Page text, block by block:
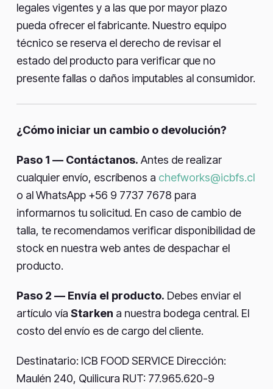
legales vigentes y a las que por mayor plazo
pueda ofrecer el fabricante. Nuestro equipo
técnico se reserva el derecho de revisar el
estado del producto para verificar que no
presente fallas o daños imputables al consumidor.
¿Cómo iniciar un cambio o devolución?
Paso 1 — Contáctanos. Antes de realizar
cualquier envío, escríbenos a chefworks@icbfs.cl
o al WhatsApp +56 9 7737 7678 para
informarnos tu solicitud. En caso de cambio de
talla, te recomendamos verificar disponibilidad de
stock en nuestra web antes de despachar el
producto.
Paso 2 — Envía el producto. Debes enviar el
artículo vía Starken a nuestra bodega central. El
costo del envío es de cargo del cliente.
Destinatario: ICB FOOD SERVICE Dirección:
Maulén 240, Quilicura RUT: 77.965.620-9